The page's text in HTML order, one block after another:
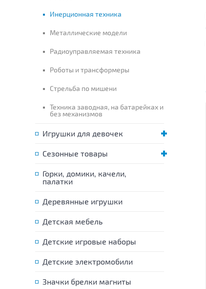
Инерционная техника
Металлические модели
Радиоуправляемая техника
Роботы и трансформеры
Стрельба по мишени
Техника заводная, на батарейках и
без механизмов
Игрушки для девочек
Сезонные товары
Горки, домики, качели,
палатки
Деревянные игрушки
Детская мебель
Детские игровые наборы
Детские электромобили
Значки брелки магниты
Джип инерционный
370 р.
В КОРЗИНУ
Цена: 345 р.
В КОРЗИНУ